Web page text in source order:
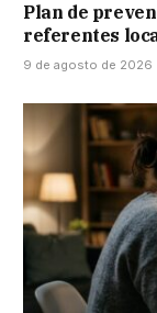
Plan de
referentes
9 de agosto de 2026